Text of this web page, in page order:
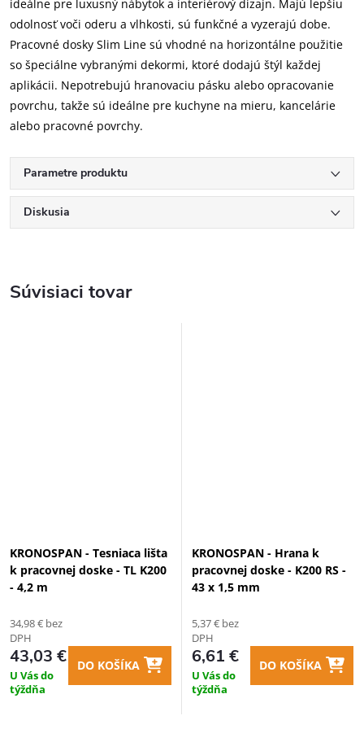
ideálne pre luxusný nábytok a interiérový dizajn. Majú lepšiu
odolnosť voči oderu a vlhkosti, sú funkčné a vyzerajú dobe.
Pracovné dosky Slim Line sú vhodné na horizontálne použitie
so špeciálne vybranými dekormi, ktoré dodajú štýl každej
aplikácii. Nepotrebujú hranovaciu pásku alebo opracovanie
povrchu, takže sú ideálne pre kuchyne na mieru, kancelárie
alebo pracovné povrchy.
Parametre produktu
Diskusia
Súvisiaci tovar
KRONOSPAN - Tesniaca lišta
k pracovnej doske - TL K200
- 4,2 m
34,98 € bez
DPH
43,03 €
U Vás do
týždňa
DO KOŠÍKA
KRONOSPAN - Hrana k
pracovnej doske - K200 RS -
43 x 1,5 mm
5,37 € bez
DPH
6,61 €
U Vás do
týždňa
DO KOŠÍKA